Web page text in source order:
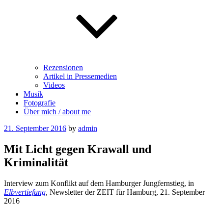
Rezensionen
Artikel in Pressemedien
Videos
Musik
Fotografie
Über mich / about me
Posted
21. September 2016 by admin
Mit Licht gegen Krawall und
Kriminalität
Interview zum Konflikt auf dem Hamburger Jungfernstieg, in
Elbvertiefung, Newsletter der ZEIT für Hamburg, 21. September
2016